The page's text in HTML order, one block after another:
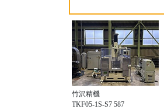
竹沢精機
TKF05-1S-S7 587